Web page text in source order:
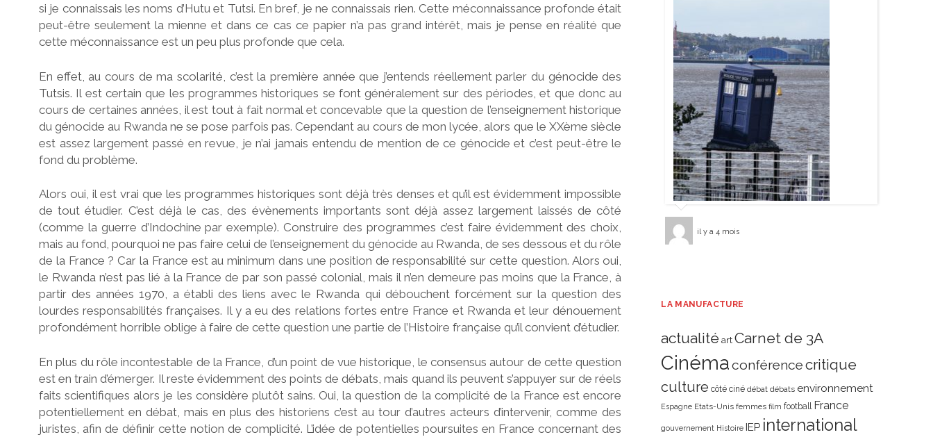
si je connaissais les noms d’Hutu et Tutsi. En bref, je ne connaissais rien. Cette méconnaissance profonde était
peut-être seulement la mienne et dans ce cas ce papier n’a pas grand intérêt, mais je pense en réalité que
cette méconnaissance est un peu plus profonde que cela.
En effet, au cours de ma scolarité, c’est la première année que j’entends réellement parler du génocide des
Tutsis. Il est certain que les programmes historiques se font généralement sur des périodes, et que donc au
cours de certaines années, il est tout à fait normal et concevable que la question de l’enseignement historique
du génocide au Rwanda ne se pose parfois pas. Cependant au cours de mon lycée, alors que le XXème siècle
est assez largement passé en revue, je n’ai jamais entendu de mention de ce génocide et c’est peut-être le
fond du problème.
Alors oui, il est vrai que les programmes historiques sont déjà très denses et qu’il est évidemment impossible
de tout étudier. C’est déjà le cas, des évènements importants sont déjà assez largement laissés de côté
(comme la guerre d’Indochine par exemple). Construire des programmes c’est faire évidemment des choix,
mais au fond, pourquoi ne pas faire celui de l’enseignement du génocide au Rwanda, de ses dessous et du rôle
de la France ? Car la France est au minimum dans une position de responsabilité sur cette question. Alors oui,
le Rwanda n’est pas lié à la France de par son passé colonial, mais il n’en demeure pas moins que la France, à
partir des années 1970, a établi des liens avec le Rwanda qui débouchent forcément sur la question des
lourdes responsabilités françaises. Il y a eu des relations fortes entre France et Rwanda et leur dénouement
profondément horrible oblige à faire de cette question une partie de l’Histoire française qu’il convient d’étudier.
En plus du rôle incontestable de la France, d’un point de vue historique, le consensus autour de cette question
est en train d’émerger. Il reste évidemment des points de débats, mais quand ils peuvent s’appuyer sur de réels
faits scientifiques alors je les considère plutôt sains. Oui, la question de la complicité de la France est encore
potentiellement en débat, mais en plus des historiens c’est au tour d’autres acteurs d’intervenir, comme des
juristes, afin de définir cette notion de complicité. L’idée de potentielles poursuites en France concernant des
il y a 4 mois
LA MANUFACTURE
actualité art Carnet de 3A
Cinémaconférencecritique
culture côté ciné débat débats environnement
Espagne Etats-Unis femmes film football France
gouvernement Histoire IEP international